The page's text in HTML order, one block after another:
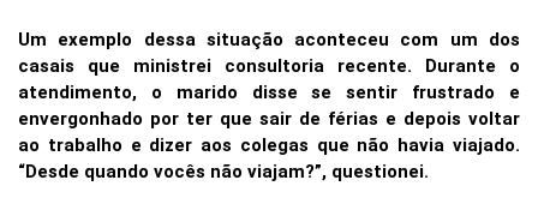
Um exemplo dessa situação aconteceu com um dos
casais que ministrei consultoria recente. Durante o
atendimento, o marido disse se sentir frustrado e
envergonhado por ter que sair de férias e depois voltar
ao trabalho e dizer aos colegas que não havia viajado.
“Desde quando vocês não viajam?”, questionei.